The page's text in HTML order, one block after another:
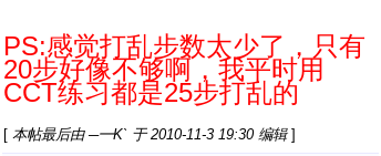
PS:感觉打乱步数太少了，只有
20步好像不够啊，我平时用
CCT练习都是25步打乱的
[ 本帖最后由 ─━K` 于 2010-11-3 19:30 编辑 ]